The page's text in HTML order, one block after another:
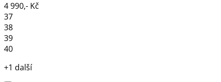
4 990,- Kč
37
38
39
40
+1 další